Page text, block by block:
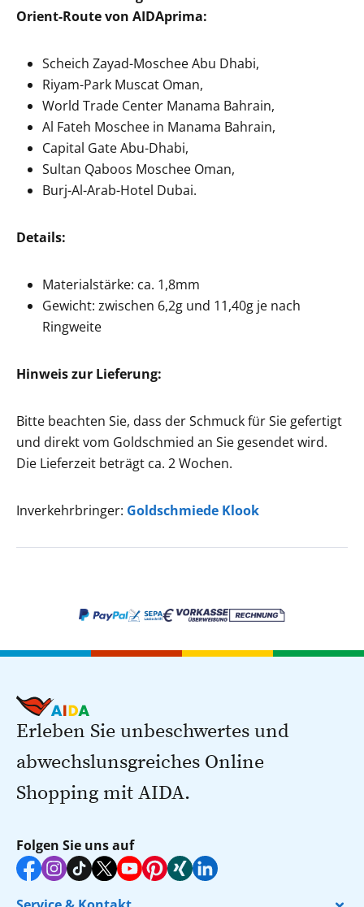
Orient-Route von AIDAprima:
Scheich Zayad-Moschee Abu Dhabi,
Riyam-Park Muscat Oman,
World Trade Center Manama Bahrain,
Al Fateh Moschee in Manama Bahrain,
Capital Gate Abu-Dhabi,
Sultan Qaboos Moschee Oman,
Burj-Al-Arab-Hotel Dubai.
Details:
Materialstärke: ca. 1,8mm
Gewicht: zwischen 6,2g und 11,40g je nach
Ringweite
Hinweis zur Lieferung:
Bitte beachten Sie, dass der Schmuck für Sie gefertigt
und direkt vom Goldschmied an Sie gesendet wird.
Die Lieferzeit beträgt ca. 2 Wochen.
Inverkehrbringer: Goldschmiede Klook
Erleben Sie unbeschwertes und
abwechslunsgreiches Online
Shopping mit AIDA.
Folgen Sie uns auf